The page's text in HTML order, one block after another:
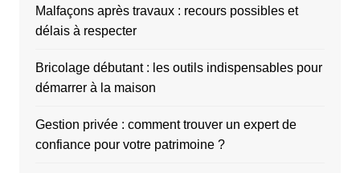
Malfaçons après travaux : recours possibles et
délais à respecter
Bricolage débutant : les outils indispensables pour
démarrer à la maison
Gestion privée : comment trouver un expert de
confiance pour votre patrimoine ?